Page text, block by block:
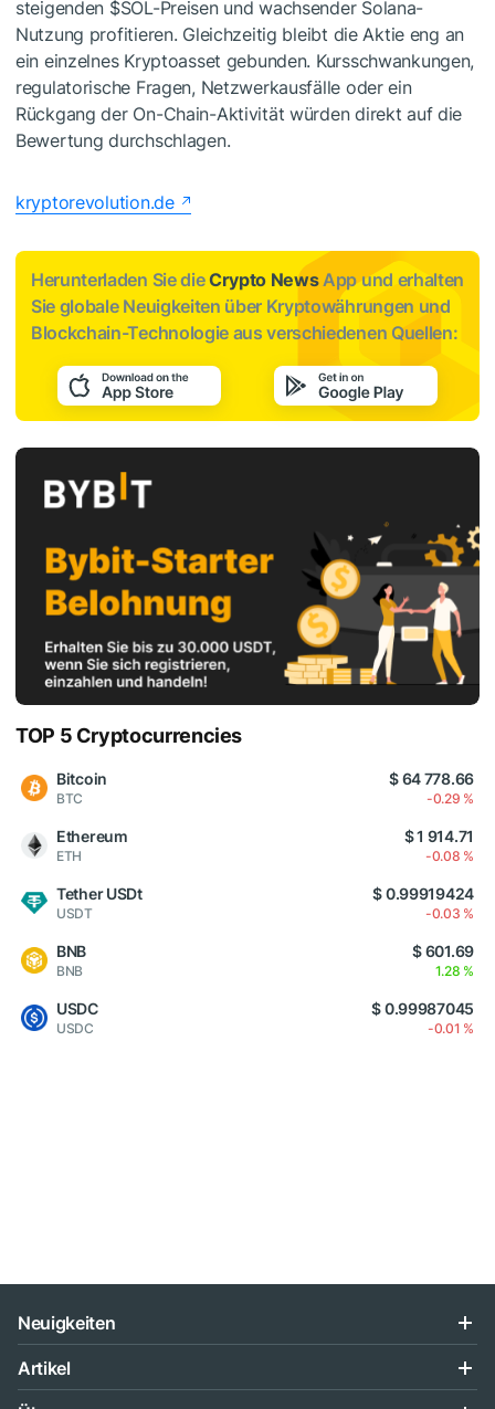
steigenden $SOL-Preisen und wachsender Solana-
Nutzung profitieren. Gleichzeitig bleibt die Aktie eng an
ein einzelnes Kryptoasset gebunden. Kursschwankungen,
regulatorische Fragen, Netzwerkausfälle oder ein
Rückgang der On-Chain-Aktivität würden direkt auf die
Bewertung durchschlagen.
kryptorevolution.de
Herunterladen Sie dieCrypto NewsApp und erhalten
Sie globale Neuigkeiten über Kryptowährungen und
Blockchain-Technologie aus verschiedenen Quellen:
TOP 5 Cryptocurrencies
Bitcoin
BTC
$ 64 778.66
-0.29 %
Ethereum
ETH
$ 1 914.71
-0.08 %
Tether USDt
USDT
$ 0.99919424
-0.03 %
BNB
BNB
$ 601.69
1.28 %
USDC
USDC
$ 0.99987045
-0.01 %
Neuigkeiten
Artikel